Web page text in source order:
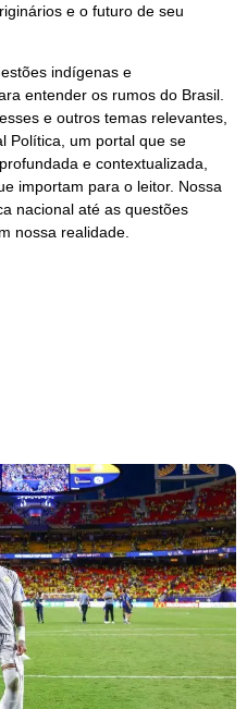
e o futuro de seu
indígenas e
entender os rumos do Brasil.
e outros temas relevantes,
Política, um portal que se
e contextualizada,
importam para o leitor. Nossa
nacional até as questões
nossa realidade.